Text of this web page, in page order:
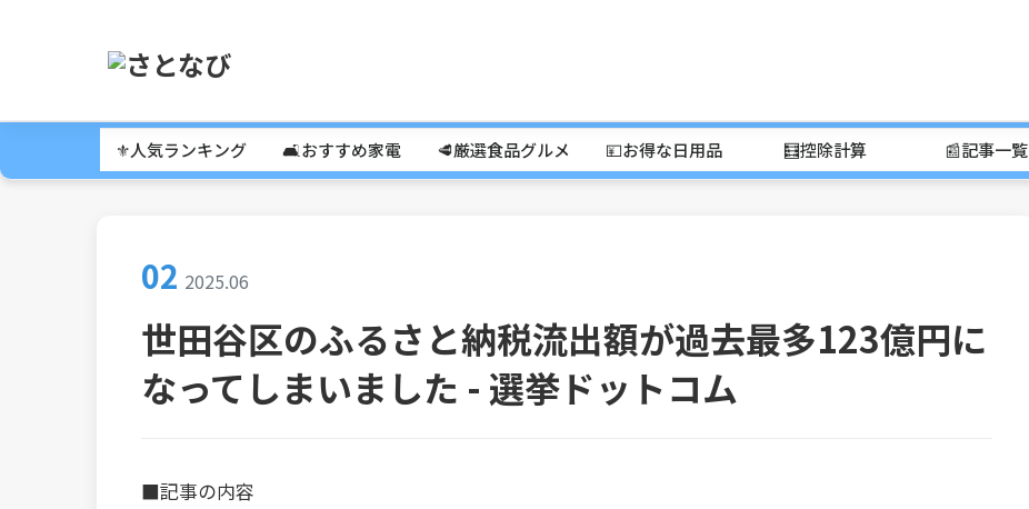
⚜️人気ランキング 🛋️おすすめ家電 🥩厳選食品グルメ 💴お得な日用品 🧮控除計算 📰記事一覧
02 2025.06
世田谷区のふるさと納税流出額が過去最多123億円に
なってしまいました - 選挙ドットコム
■記事の内容